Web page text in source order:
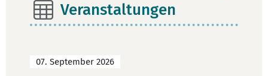
Veranstaltungen
07. September 2026